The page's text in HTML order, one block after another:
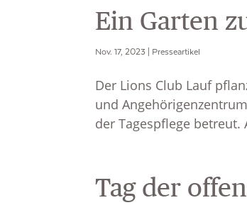
Ein Garten
Nov. 17, 2023 | Presseartikel
Der Lions Club Lauf
und
der Tagespflege betreut.
Tag der